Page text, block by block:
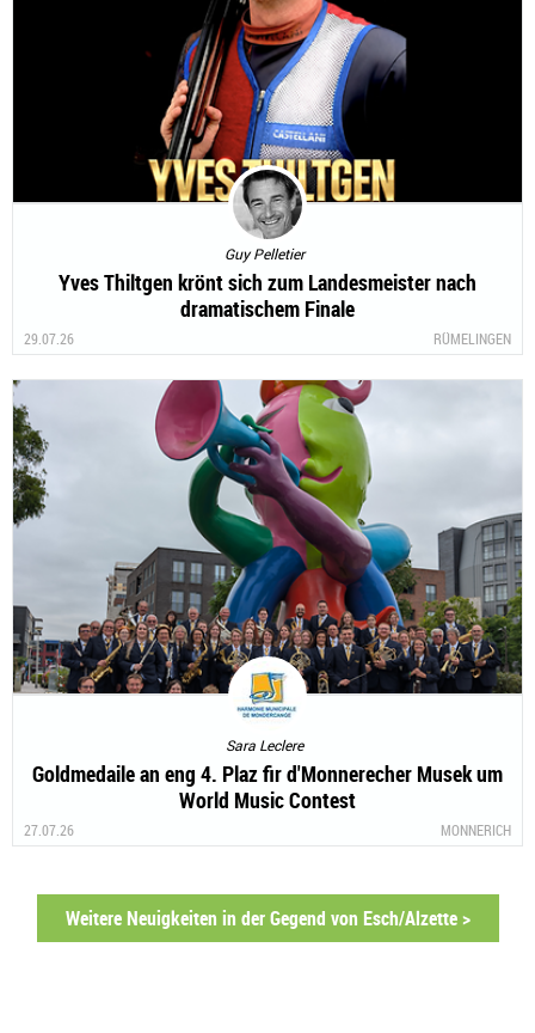
Guy Pelletier
Yves Thiltgen krönt sich zum Landesmeister nach
dramatischem Finale
29.07.26 RÜMELINGEN
Sara Leclere
Goldmedaile an eng 4. Plaz fir d'Monnerecher Musek um
World Music Contest
27.07.26 MONNERICH
Weitere Neuigkeiten in der Gegend von Esch/Alzette >